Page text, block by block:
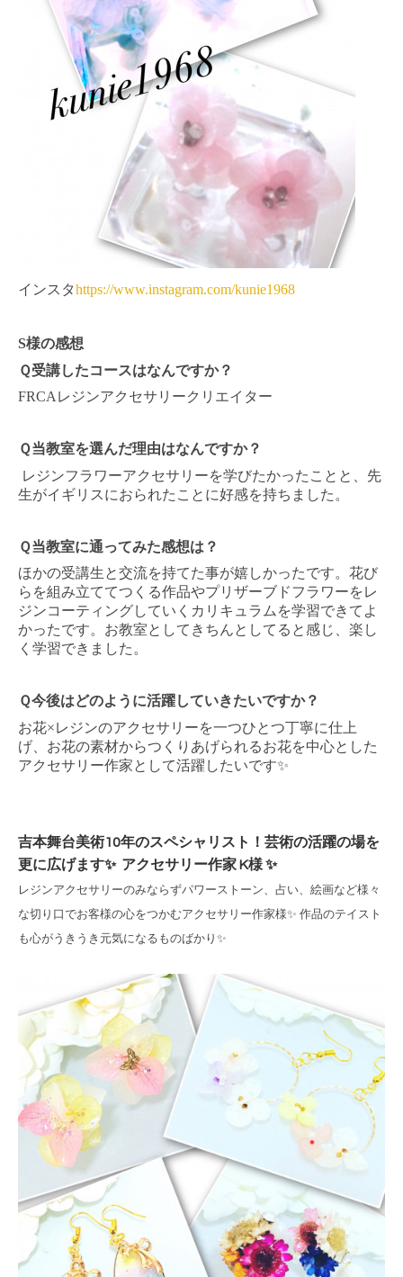
インスタhttps://www.instagram.com/kunie1968
S様の感想
Ｑ受講したコースはなんですか？
FRCA レジンアクセサリークリエイター
Ｑ当教室を選んだ理由はなんですか？
レジンフラワーアクセサリーを学びたかったことと、先
生がイギリスにおられたことに好感を持ちました。
Ｑ当教室に通ってみた感想は？
ほかの受講生と交流を持てた事が嬉しかったです。花び
らを組み立ててつくる作品やプリザーブドフラワーをレ
ジンコーティングしていくカリキュラムを学習できてよ
かったです。お教室としてきちんとしてると感じ、楽し
く学習できました。
Ｑ今後はどのように活躍していきたいですか？
お花×レジンのアクセサリーを一つひとつ丁寧に仕上
げ、お花の素材からつくりあげられるお花を中心とした
アクセサリー作家として活躍したいです✨
吉本舞台美術10年のスペシャリスト！芸術の活躍の場を
更に広げます✨ アクセサリー作家 K様 ✨
レジンアクセサリーのみならずパワーストーン、占い、絵画など様々
な切り口でお客様の心をつかむアクセサリー作家様✨ 作品のテイスト
も心がうきうき元気になるものばかり✨